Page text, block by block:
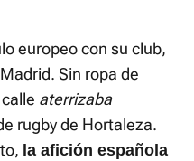
europeo con su club,
Sin ropa de
aterrizaba
rugby de Hortaleza.
a afición española